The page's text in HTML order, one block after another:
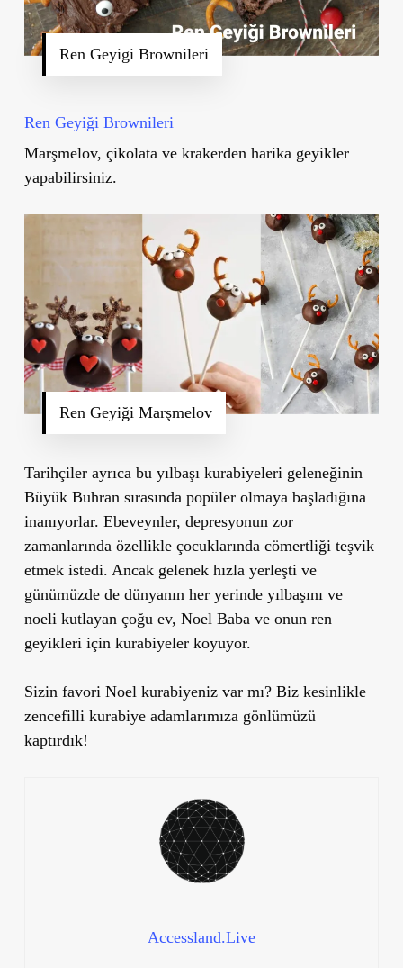
Ren Geyigi Brownileri
Ren Geyiği Brownileri
Marşmelov, çikolata ve krakerden harika geyikler
yapabilirsiniz.
Ren Geyiği Marşmelov
Tarihçiler ayrıca bu yılbaşı kurabiyeleri geleneğinin
Büyük Buhran sırasında popüler olmaya başladığına
inanıyorlar. Ebeveynler, depresyonun zor
zamanlarında özellikle çocuklarında cömertliği teşvik
etmek istedi. Ancak gelenek hızla yerleşti ve
günümüzde de dünyanın her yerinde yılbaşını ve
noeli kutlayan çoğu ev, Noel Baba ve onun ren
geyikleri için kurabiyeler koyuyor.
Sizin favori Noel kurabiyeniz var mı? Biz kesinlikle
zencefilli kurabiye adamlarımıza gönlümüzü
kaptırdık!
Accessland.Live